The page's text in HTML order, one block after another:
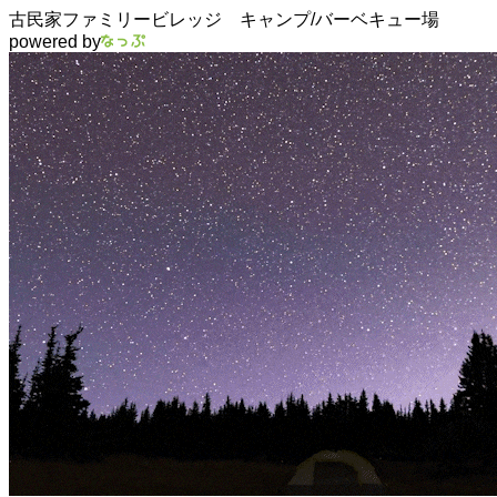
古民家ファミリービレッジ キャンプ/バーベキュー場
powered by